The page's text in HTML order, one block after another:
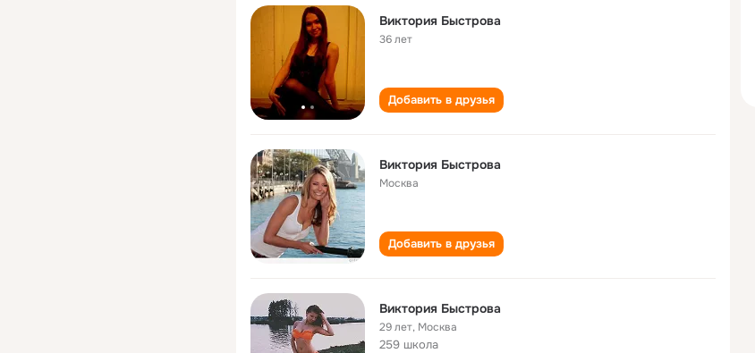
Виктория Быстрова
36 лет
Добавить в друзья
Виктория Быстрова
Москва
Добавить в друзья
Виктория Быстрова
29 лет, Москва
259 школа